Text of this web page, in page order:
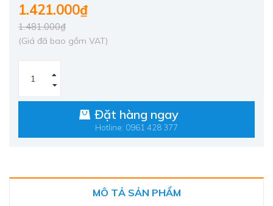
1.421.000₫
1.481.000₫
(Giá đã bao gồm VAT)
Đặt hàng ngay
Hotline: 0961 428 377
MÔ TẢ SẢN PHẨM